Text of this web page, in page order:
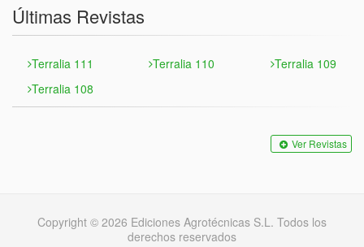
Últimas Revistas
Terralia 111 Terralia 110
Terralia 109
Terralia 108
Ver Revistas
Copyright © 2026 Ediciones Agrotécnicas S.L. Todos los
derechos reservados